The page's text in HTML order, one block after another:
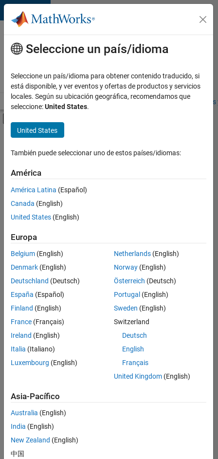
Saltar al contenido
Ofertas
de
empleo
MathWorks
Visión general Búsqueda de empleo Oficinas locales
Contenido principal
FILTRADO POR
Technical Writing
Ordenar por
Guardar
empleos
seleccionados
No se
han
traducido
todos
los
empleos.
Busque
por
ubicación
todos
empleos
en su
zona.
Seleccione un país/idioma
Seleccione un país/idioma para obtener contenido traducido, si
está disponible, y ver eventos y ofertas de productos y servicios
locales. Según su ubicación geográfica, recomendamos que
seleccione:United States.
United States
También puede seleccionar uno de estos países/idiomas:
América
América Latina (Español)
Canada (English)
United States (English)
Europa
Belgium (English)
Denmark (English)
Deutschland (Deutsch)
España (Español)
Finland (English)
France (Français)
Ireland (English)
Italia (Italiano)
Luxembourg (English)
Netherlands(English)
Norway(English)
Österreich (Deutsch)
Portugal (English)
Sweden (English)
Switzerland
Deutsch
English
Français
United Kingdom(English)
Asia-Pacífico
Australia (English)
India (English)
New Zealand (English)
中国